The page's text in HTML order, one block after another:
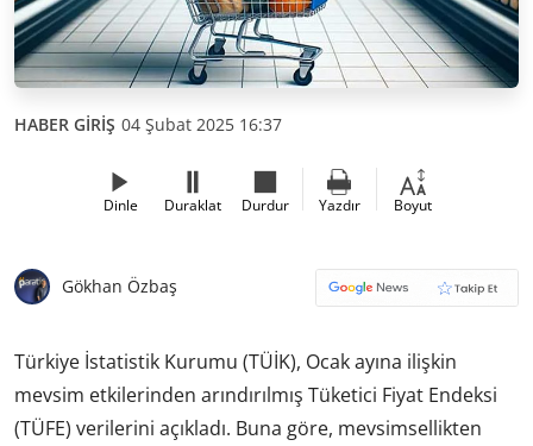
HABER GİRİŞ 04 Şubat 2025 16:37
Dinle Duraklat Durdur Yazdır Boyut
Gökhan Özbaş
Türkiye İstatistik Kurumu (TÜİK), Ocak ayına ilişkin
mevsim etkilerinden arındırılmış Tüketici Fiyat Endeksi
(TÜFE) verilerini açıkladı. Buna göre, mevsimsellikten